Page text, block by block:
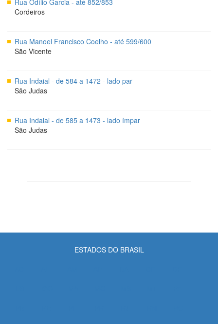
Rua Odílio Garcia - até 852/853
Cordeiros
Rua Manoel Francisco Coelho - até 599/600
São Vicente
Rua Indaial - de 584 a 1472 - lado par
São Judas
Rua Indaial - de 585 a 1473 - lado ímpar
São Judas
ESTADOS DO BRASIL